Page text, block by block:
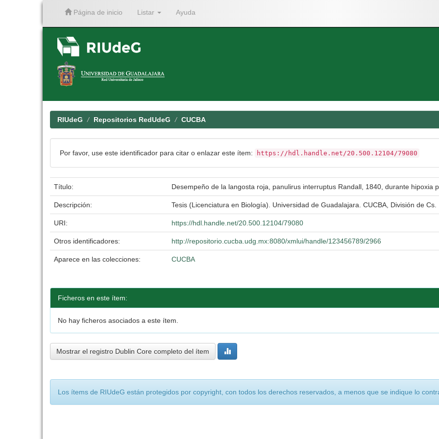
Página de inicio Listar Ayuda
RIUdeG Repositorios RedUdeG CUCBA
Por favor, use este identificador para citar o enlazar este ítem: https://hdl.handle.net/20.500.12104/79080
Título: Desempeño de la langosta roja, panulirus interruptus Randall, 1840, durante hipoxia
Descripción: Tesis (Licenciatura en Biología). Universidad de Guadalajara. CUCBA, División de
URI: https://hdl.handle.net/20.500.12104/79080
Otros identificadores: http://repositorio.cucba.udg.mx:8080/xmlui/handle/123456789/2966
Aparece en las colecciones: CUCBA
Ficheros en este ítem:
No hay ficheros asociados a este ítem.
Mostrar el registro Dublin Core completo del ítem
Los ítems de RIUdeG están protegidos por copyright, con todos los derechos reservados, a menos que se indique lo